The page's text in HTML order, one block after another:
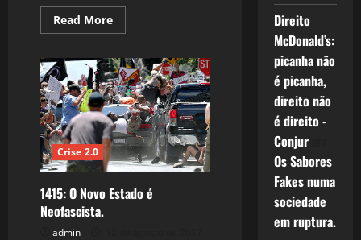
Read MoreRead
more
Um
Novo
Livro?
Crise 2.0
1415: O Novo Estado é
Neofascista.
admin
Direito
McDonald’s:
picanha não
é picanha,
direito não
é direito -
Conjurem
Os Sabores
Fakes numa
sociedade
em ruptura.